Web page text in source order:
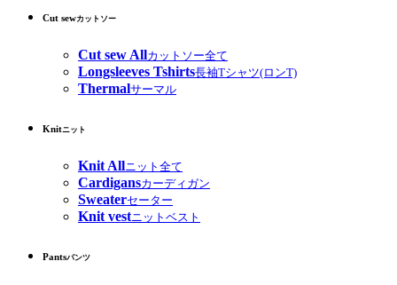
Cut sewカットソー
Cut sew Allカットソー全て
Longsleeves Tshirts長袖Tシャツ(ロンT)
Thermalサーマル
Knitニット
Knit Allニット全て
Cardigansカーディガン
Sweaterセーター
Knit vestニットベスト
Pantsパンツ